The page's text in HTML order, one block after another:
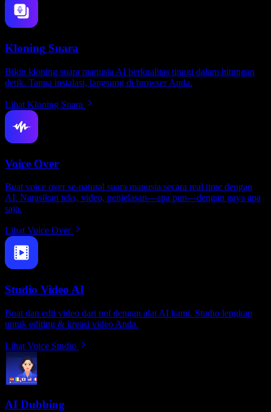
Kloning Suara
Bikin kloning suara manusia AI berkualitas tinggi dalam hitungan
detik. Tanpa instalasi, langsung di browser Anda.
Lihat Kloning Suara
Voice Over
Buat voice over se-natural suara manusia secara real time dengan
AI. Narasikan teks, video, penjelasan—apa pun—dengan gaya apa
saja.
Lihat Voice Over
Studio Video AI
Buat dan edit video dari nol dengan alat AI kami. Studio lengkap
untuk editing & kreasi video Anda.
Lihat Voice Studio
AI Dubbing